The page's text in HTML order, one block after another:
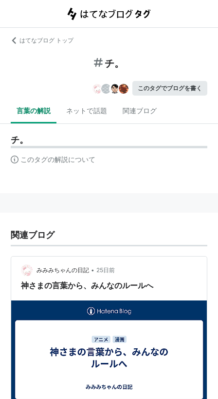
はてなブログ トップ
チ。
このタグでブログを書く
言葉の解説 ネットで話題 関連ブログ
チ。
このタグの解説について
関連ブログ
みみみちゃんの日記 • 25日前
神さまの言葉から、みんなのルールへ